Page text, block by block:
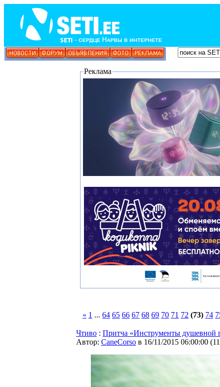
Реклама
« 1 ... 64 65 66 67 68 69 70 71 72 (73) 74
Чтиво : Притча «Инструменты душевной
Автор: CaneCorso в 16/11/2015 06:00:00 (